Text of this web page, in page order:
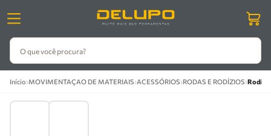
O que você procura?
Início›MOVIMENTAÇAO DE MATERIAIS›ACESSÓRIOS›RODAS E RODÍZIOS›